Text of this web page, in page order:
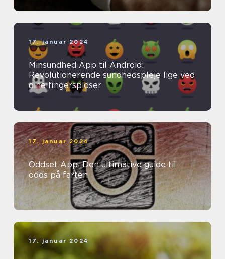
17. januar 2024
Minsundhed App til Android:
Revolutionerende sundhedspleje lige ved
dine fingerspidser
17. januar 2024
Oddset App: Den ultimative guide til
odds på farten
17. januar 2024